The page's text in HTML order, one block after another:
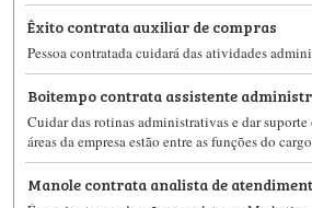
Êxito contrata auxiliar de compras
Pessoa contratada cuidará das atividades
Boitempo contrata assistente
Cuidar das rotinas administrativas e dar
áreas da empresa estão entre as funções do cargo
Manole contrata analista de